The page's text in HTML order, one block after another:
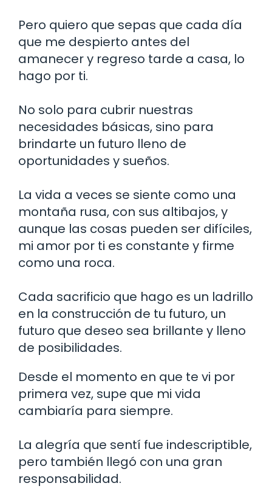
Pero quiero que sepas que cada día
que me despierto antes del
amanecer y regreso tarde a casa, lo
hago por ti.
No solo para cubrir nuestras
necesidades básicas, sino para
brindarte un futuro lleno de
oportunidades y sueños.
La vida a veces se siente como una
montaña rusa, con sus altibajos, y
aunque las cosas pueden ser difíciles,
mi amor por ti es constante y firme
como una roca.
Cada sacrificio que hago es un ladrillo
en la construcción de tu futuro, un
futuro que deseo sea brillante y lleno
de posibilidades.
Desde el momento en que te vi por
primera vez, supe que mi vida
cambiaría para siempre.
La alegría que sentí fue indescriptible,
pero también llegó con una gran
responsabilidad.